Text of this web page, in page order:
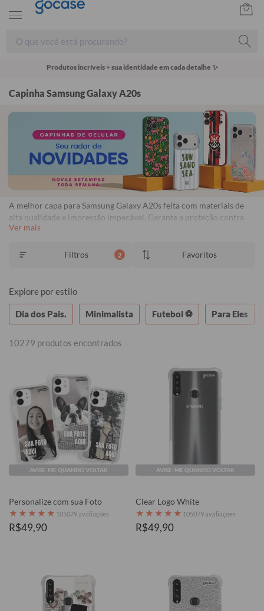
Produtos incríveis + sua identidade em cada detalhe ✨
Capinha Samsung Galaxy A20s
A melhor capa para Samsung Galaxy A20s feita com materiais de
alta qualidade e impressão impecável. Garante a proteção contra
impactos, arranhões e poeira. Capinhas personalizadas para
Disponível. Garantia de 1 ano contra descascamento.Consulte o
Ver mais
Filtros 2 Favoritos
Explore por estilo
Dia dos Pais. Minimalista Futebol ⚽ Para Eles
10279 produtos encontrados
AVISE-ME QUANDO VOLTAR
Personalize com sua Foto
★ ★ ★ ★ ★ 105079 avaliações
R$49,90
AVISE-ME QUANDO VOLTAR
Clear Logo White
★ ★ ★ ★ ★ 105079 avaliações
R$49,90